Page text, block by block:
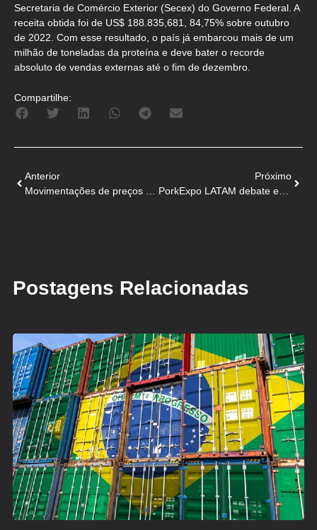
Secretaria de Comércio Exterior (Secex) do Governo Federal. A
receita obtida foi de US$ 188.835,681, 84,75% sobre outubro
de 2022. Com esse resultado, o país já embarcou mais de um
milhão de toneladas da proteína e deve bater o recorde
absoluto de vendas externas até o fim de dezembro.
Compartilhe:
Anterior
Próximo
PorkExpo LATAM debate estratégias de vendas dos suinocultores
Postagens Relacionadas